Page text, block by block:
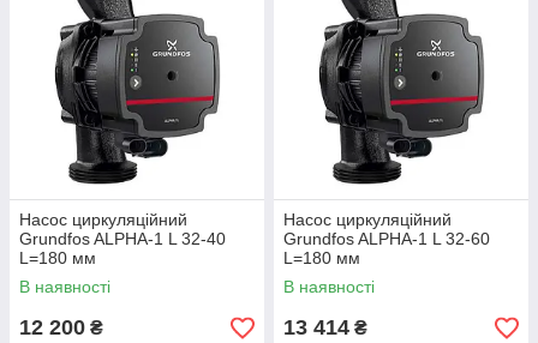
Насос циркуляційний
Grundfos ALPHA-1 L 32-40
L=180 мм
В наявності
12 200 ₴
Насос циркуляційний
Grundfos ALPHA-1 L 32-60
L=180 мм
В наявності
13 414 ₴